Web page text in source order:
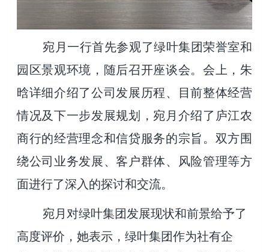
宛月一行首先参观了绿叶集团荣誉室和
园区景观环境，随后召开座谈会。会上，朱
晗详细介绍了公司发展历程、目前整体经营
情况及下一步发展规划，宛月介绍了庐江农
商行的经营理念和信贷服务的宗旨。双方围
绕公司业务发展、客户群体、风险管理等方
面进行了深入的探讨和交流。
宛月对绿叶集团发展现状和前景给予了
高度评价，她表示，绿叶集团作为社有企